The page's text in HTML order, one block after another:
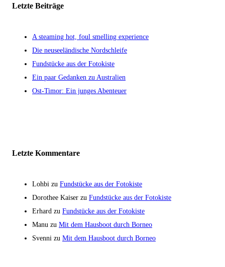
Letzte Beiträge
A steaming hot, foul smelling experience
Die neuseeländische Nordschleife
Fundstücke aus der Fotokiste
Ein paar Gedanken zu Australien
Ost-Timor: Ein junges Abenteuer
Letzte Kommentare
Lohbi zu Fundstücke aus der Fotokiste
Dorothee Kaiser zu Fundstücke aus der Fotokiste
Erhard zu Fundstücke aus der Fotokiste
Manu zu Mit dem Hausboot durch Borneo
Svenni zu Mit dem Hausboot durch Borneo